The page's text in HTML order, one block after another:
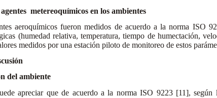
metereoquímicos en los ambientes
aeroquímicos fueron medidos de acuerdo a la norma ISO
(humedad relativa, temperatura, tiempo de humectación,
medidos por una estación piloto de monitoreo de estos
del ambiente
apreciar que de acuerdo a la norma ISO 9223 [11], según